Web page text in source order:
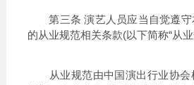
第三条 演艺人员应当自觉遵守
的从业规范相关条款(以下简称“从业
从业规范由中国演出行业协会